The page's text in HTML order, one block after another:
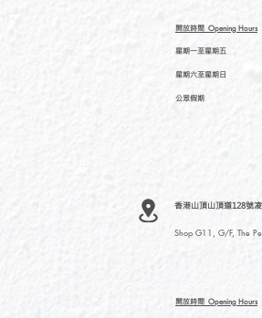
開放時間 Opening Hours
星期一至星期五
星期六至星期日
公眾假期
香港山頂山頂道128號
Shop G11, G/F, The
開放時間 Opening Hours